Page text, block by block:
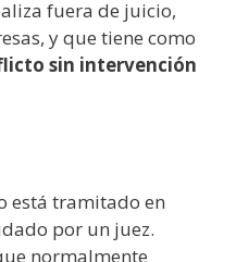
fuera de juicio,
y que tiene como
sin intervención
está tramitado en
por un juez.
normalmente